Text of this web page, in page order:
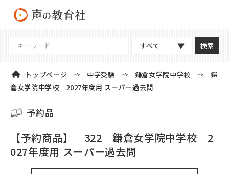
すべて
トップページ 中学受験 鎌倉女学院中学校
鎌
倉女学院中学校 2027年度用 スーパー過去問
予約品
【予約商品】 322 鎌倉女学院中学校 2
027年度用 スーパー過去問